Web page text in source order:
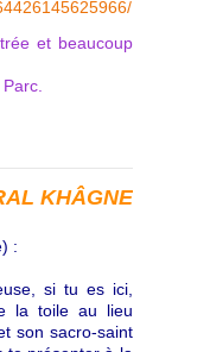
et beaucoup
KHÂGNE
:
si tu es ici,
la toile au lieu
son sacro-saint